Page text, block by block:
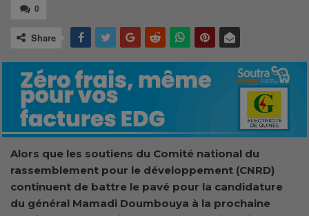
0
Share
Alors que les soutiens du Comité national du
rassemblement pour le développement (CNRD)
continuent de battre le pavé pour la candidature
du général Mamadi Doumbouya à la prochaine